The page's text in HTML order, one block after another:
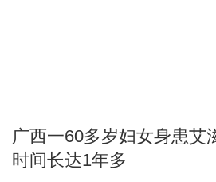
广西一60多岁妇女身患艾
时间长达1年多